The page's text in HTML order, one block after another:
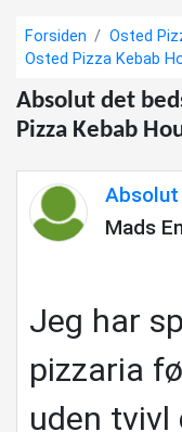
Forsiden Osted
Osted Pizza Kebab
Absolut det
Pizza Kebab
Mads
Jeg har
pizzaria
uden tvivl